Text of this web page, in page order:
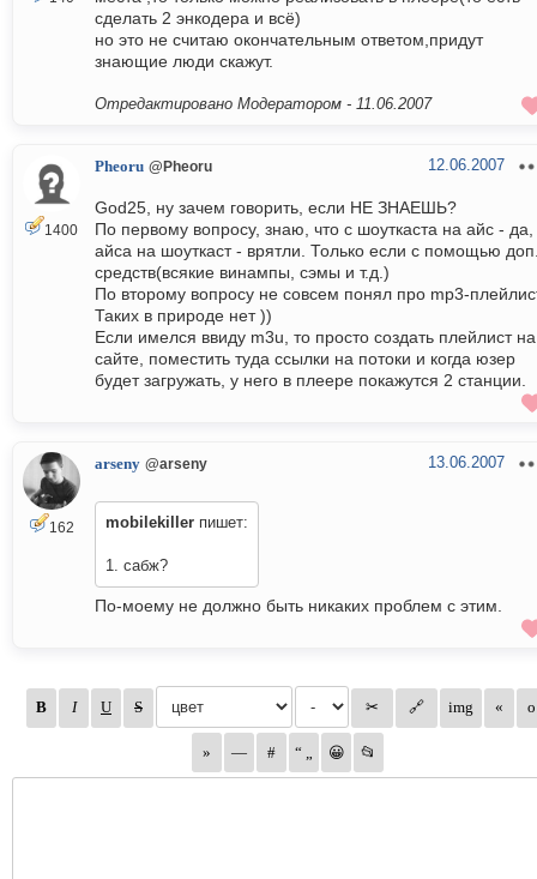
сделать 2 энкодера и всё)
но это не считаю окончательным ответом,придут
знающие люди скажут.
Отредактировано Модератором - 11.06.2007
1400
Pheoru @Pheoru 12.06.2007
God25, ну зачем говорить, если НЕ ЗНАЕШЬ?
По первому вопросу, знаю, что с шоуткаста на айс - да,
айса на шоуткаст - врятли. Только если с помощью
средств(всякие винампы, сэмы и т.д.)
По второму вопросу не совсем понял про mp3-
Таких в природе нет ))
Если имелся ввиду m3u, то просто создать плейлист на
сайте, поместить туда ссылки на потоки и когда юзер
будет загружать, у него в плеере покажутся 2 станции.
162
arseny @arseny 13.06.2007
mobilekiller пишет:
1. сабж?
По-моему не должно быть никаких проблем с этим.